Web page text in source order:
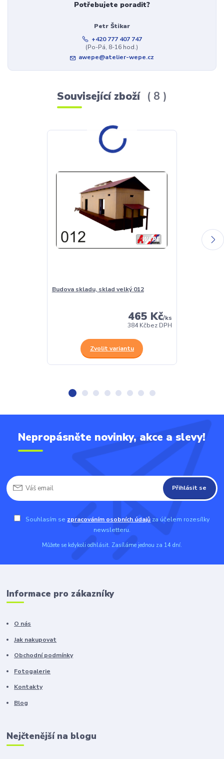
Potřebujete poradit?
Petr Štikar
+420 777 407 747
(Po-Pá, 8-16 hod.)
awepe@atelier-wepe.cz
Související zboží 8
Budova skladu, sklad velký 012
465 Kč/ks
384 Kčbez DPH
Zvolit variantu
Nepropásněte novinky, akce a slevy!
Přihlásit se
Souhlasím se zpracováním osobních údajů za účelem rozesílky
newsletteru.
Můžete se kdykoli odhlásit. Zasíláme jednou za 14 dní.
Informace pro zákazníky
O nás
Jak nakupovat
Obchodní podmínky
Fotogalerie
Kontakty
Blog
Nejčtenější na blogu